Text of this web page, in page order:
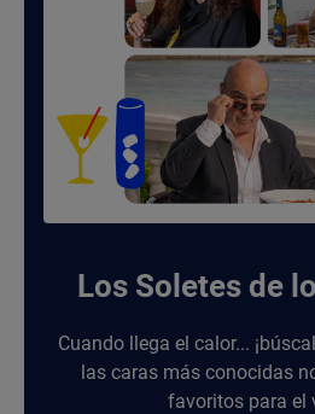
Los Soletes de
Cuando llega el calor...
las caras más conocidas
favoritos para el